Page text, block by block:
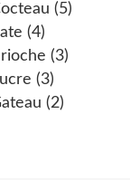
(5)
(4)
(3)
(3)
(2)